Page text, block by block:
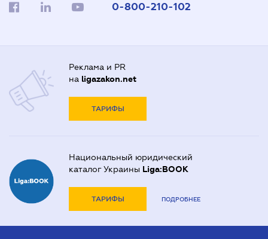
0-800-210-102
Реклама и PR
на ligazakon.net
ТАРИФЫ
Национальный юридический
каталог Украины Liga:BOOK
ТАРИФЫ ПОДРОБНЕЕ